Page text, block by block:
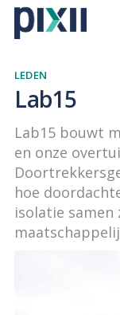
LEDEN
Lab15
Lab15 bouwt
en onze
hoe
isolatie samen